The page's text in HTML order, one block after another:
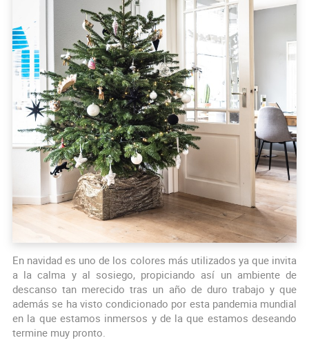
En navidad es uno de los colores más utilizados ya que invita
a la calma y al sosiego, propiciando así un ambiente de
descanso tan merecido tras un año de duro trabajo y que
además se ha visto condicionado por esta pandemia mundial
en la que estamos inmersos y de la que estamos deseando
termine muy pronto.